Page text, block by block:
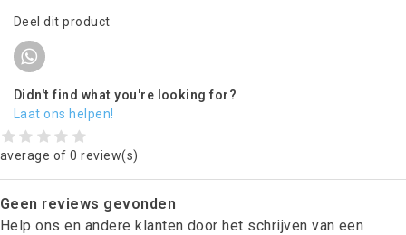
Deel dit product
Didn't find what you're looking for?
Laat ons helpen!
average of 0 review(s)
Geen reviews gevonden
Help ons en andere klanten door het schrijven van een